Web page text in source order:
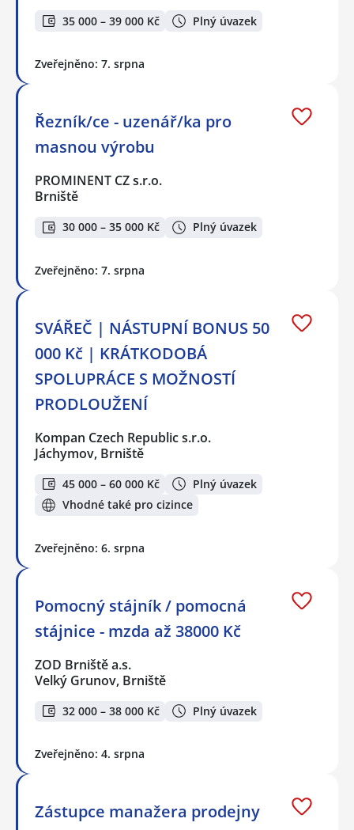
35 000 – 39 000 Kč Plný úvazek
Zveřejněno: 7. srpna
Řezník/ce - uzenář/ka pro
masnou výrobu
PROMINENT CZ s.r.o.
Brniště
30 000 – 35 000 Kč Plný úvazek
Zveřejněno: 7. srpna
SVÁŘEČ | NÁSTUPNÍ BONUS 50
000 Kč | KRÁTKODOBÁ
SPOLUPRÁCE S MOŽNOSTÍ
PRODLOUŽENÍ
Kompan Czech Republic s.r.o.
Jáchymov, Brniště
45 000 – 60 000 Kč
Plný úvazek
Vhodné také pro cizince
Zveřejněno: 6. srpna
Pomocný stájník / pomocná
stájnice - mzda až 38000 Kč
ZOD Brniště a.s.
Velký Grunov, Brniště
32 000 – 38 000 Kč Plný úvazek
Zveřejněno: 4. srpna
Zástupce manažera prodejny